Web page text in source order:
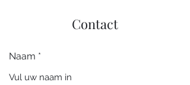
Contact
Naam